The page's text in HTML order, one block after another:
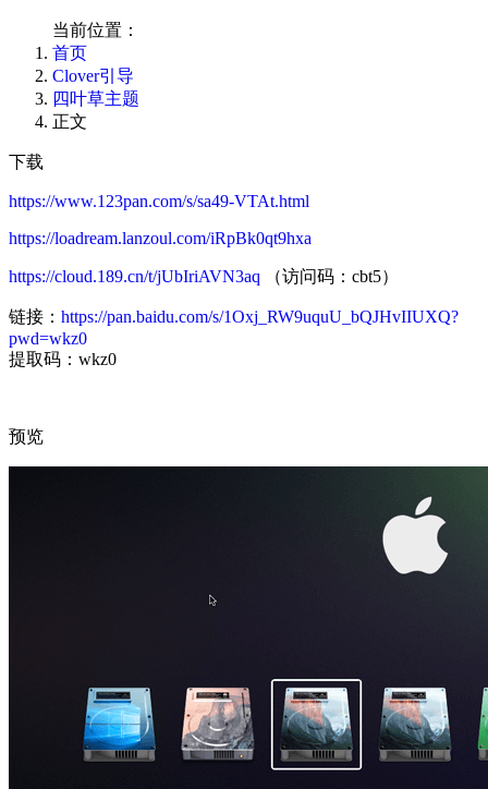
当前位置：
首页
Clover引导
四叶草主题
正文
下载
https://www.123pan.com/s/sa49-VTAt.html
https://loadream.lanzoul.com/iRpBk0qt9hxa
https://cloud.189.cn/t/jUbIriAVN3aq （访问码：cbt5）
链接： https://pan.baidu.com/s/1Oxj_RW9uquU_bQJHvIIUXQ?
pwd=wkz0
提取码：wkz0
预览